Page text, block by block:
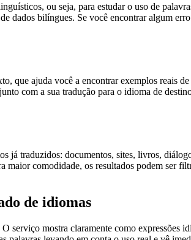
ou seja, para estudar o uso de
dados bilíngues. Se você encontrar algum
que ajuda você a encontrar exemplos reais
com a sua tradução para o idioma de
já traduzidos: documentos, sites, livros,
comodidade, os resultados podem ser
de idiomas
serviço mostra claramente como expressões